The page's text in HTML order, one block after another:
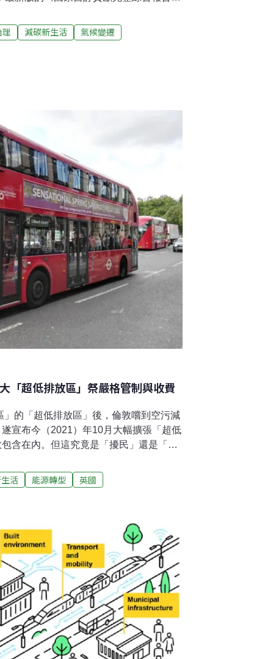
月12日，來自143個締約方所繳交的
為，裡面已有71個締約方制定了2050碳
放量大約可比2010年水平減少9%。不
2.7°C的災難性道路上。」
減碳新生活
氣候變遷
「超低排放區」祭嚴格管制與收費
的「超低排放區」後，倫敦嚐到空污減
宣布今（2021）年10月大幅擴張「超低
含在內。但這究竟是「擾民」還是「利
量車輛進出也是原因之一；再加上歐洲
計沒有預期都市規模的擴張，導致狹窄
防疫的需求，路上的行人與車輛大幅減
排放區的大好機會。許多歐洲大城市，
摩與哥本哈根等，都已經推出自己的
區跟其他城市略有不同且更加超前——
活 能源轉型 英國